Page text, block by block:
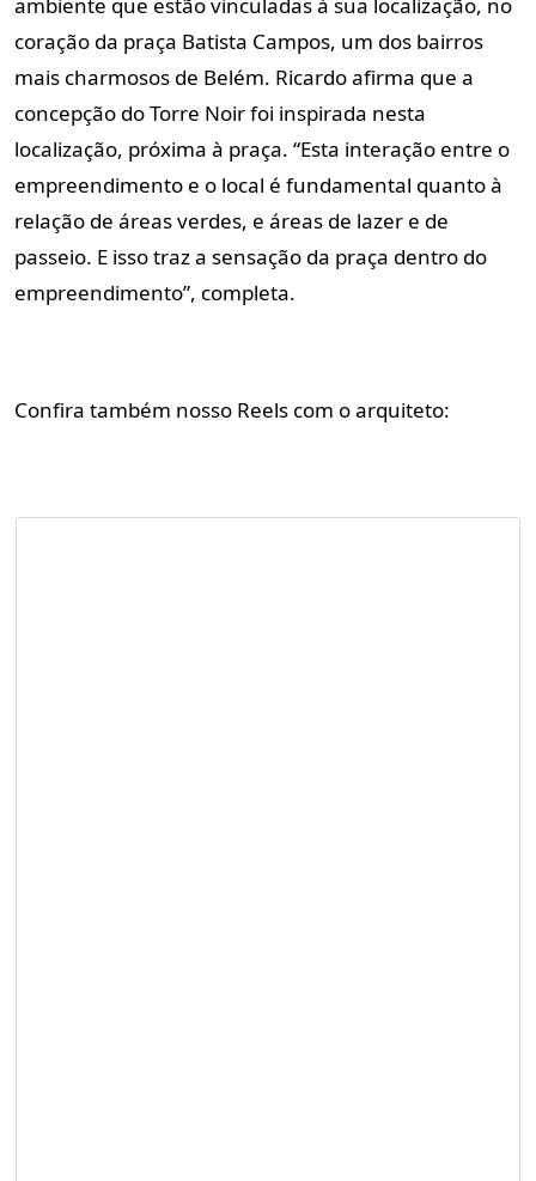
coração da praça Batista Campos, um dos bairros
mais charmosos de Belém. Ricardo afirma que a
concepção do Torre Noir foi inspirada nesta
localização, próxima à praça. “Esta interação entre o
empreendimento e o local é fundamental quanto à
relação de áreas verdes, e áreas de lazer e de
passeio. E isso traz a sensação da praça dentro do
empreendimento”, completa.
Confira também nosso Reels com o arquiteto: